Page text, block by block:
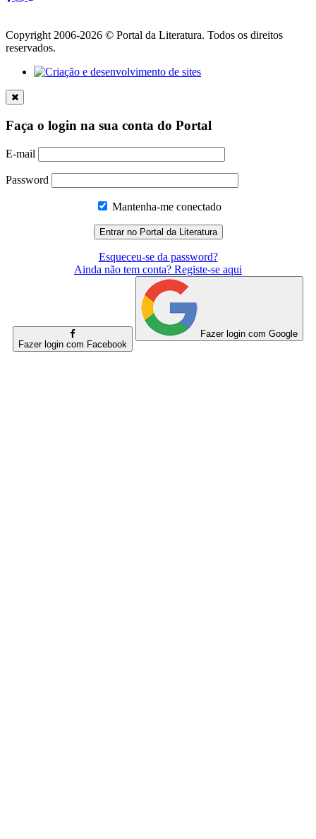
Copyright 2006-2026 © Portal da Literatura. Todos os direitos
reservados.
Faça o login na sua conta do Portal
E-mail
Password
Mantenha-me conectado
Esqueceu-se da password?
Ainda não tem conta? Registe-se aqui
Fazer login com Facebook
Fazer login com Google